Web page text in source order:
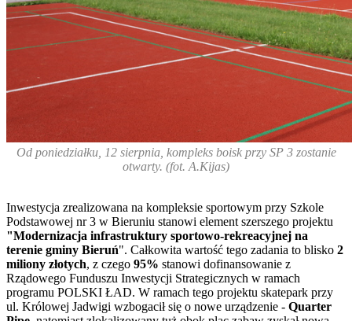
Od poniedziałku, 12 sierpnia, kompleks boisk przy SP 3 zostanie
otwarty. (fot. A.Kijas)
Inwestycja zrealizowana na kompleksie sportowym przy Szkole
Podstawowej nr 3 w Bieruniu stanowi element szerszego projektu
"Modernizacja infrastruktury sportowo-rekreacyjnej na
terenie gminy Bieruń". Całkowita wartość tego zadania to blisko 2
miliony złotych, z czego 95% stanowi dofinansowanie z
Rządowego Funduszu Inwestycji Strategicznych w ramach
programu POLSKI ŁAD. W ramach tego projektu skatepark przy
ul. Królowej Jadwigi wzbogacił się o nowe urządzenie - Quarter